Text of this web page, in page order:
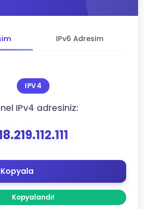
IPv6 Adresim
IPV4
IPv4 adresiniz:
Kopyalandı!